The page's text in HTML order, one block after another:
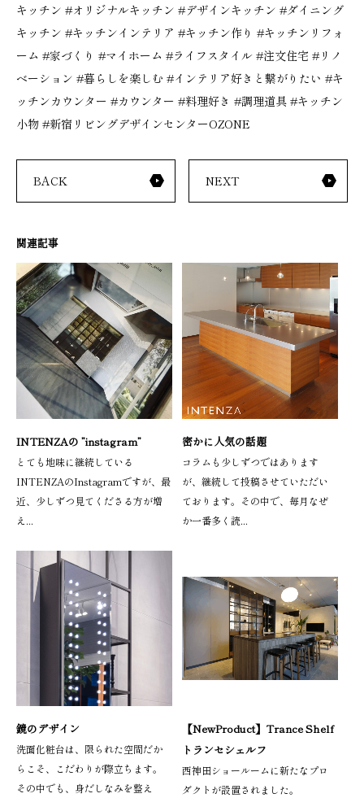
キッチン #オリジナルキッチン #デザインキッチン #ダイニング
キッチン #キッチンインテリア #キッチン作り #キッチンリフォ
ーム #家づくり #マイホーム #ライフスタイル #注文住宅 # リノ
ベーション #暮らしを楽しむ #インテリア好きと繋がりたい #キ
ッチンカウンター #カウンター #料理好き #調理道具 #キッチン
小物 #新宿リビングデザインセンターOZONE
BACK NEXT
関連記事
INTENZAの ”instagram”
とても地味に継続している
INTENZAのInstagramですが、最
近、少しずつ見てくださる方が増
え...
密かに人気の話題
コラムも少しずつではあります
が、継続して投稿させていただい
ております。その中で、毎月なぜ
か一番多く読...
鏡のデザイン
洗面化粧台は、限られた空間だか
らこそ、こだわりが際立ちます。
その中でも、身だしなみを整え
【NewProduct】Trance Shelf
トランセシェルフ
西神田ショールームに新たなプロ
ダクトが設置されました。